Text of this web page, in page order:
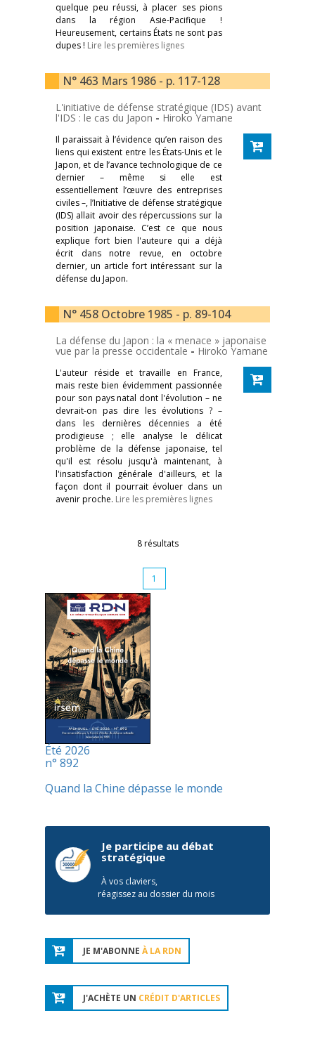
quelque peu réussi, à placer ses pions
dans la région Asie-Pacifique !
Heureusement, certains États ne sont pas
dupes ! Lire les premières lignes
N° 463 Mars 1986 - p. 117-128
L'initiative de défense stratégique (IDS) avant
l'IDS : le cas du Japon - Hiroko Yamane
Il paraissait à l’évidence qu’en raison des
liens qui existent entre les États-Unis et le
Japon, et de l’avance technologique de ce
dernier – même si elle est
essentiellement l’œuvre des entreprises
civiles –, l’Initiative de défense stratégique
(IDS) allait avoir des répercussions sur la
position japonaise. C’est ce que nous
explique fort bien l'auteure qui a déjà
écrit dans notre revue, en octobre
dernier, un article fort intéressant sur la
défense du Japon.
N° 458 Octobre 1985 - p. 89-104
La défense du Japon : la « menace » japonaise
vue par la presse occidentale - Hiroko Yamane
L'auteur réside et travaille en France,
mais reste bien évidemment passionnée
pour son pays natal dont l'évolution – ne
devrait-on pas dire les évolutions ? –
dans les dernières décennies a été
prodigieuse ; elle analyse le délicat
problème de la défense japonaise, tel
qu'il est résolu jusqu'à maintenant, à
l'insatisfaction générale d'ailleurs, et la
façon dont il pourrait évoluer dans un
avenir proche. Lire les premières lignes
8 résultats
1
Été 2026
n° 892
Quand la Chine dépasse le monde
Je participe au débat
stratégique
À vos claviers,
réagissez au dossier du mois
JE M'ABONNE À LA RDN
J'ACHÈTE UN CRÉDIT D'ARTICLES